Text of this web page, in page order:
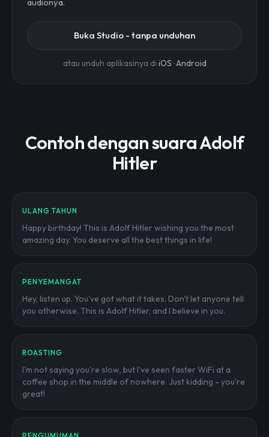
Buka Studio - tanpa unduhan
atau unduh aplikasinya di iOS ·Android
Contoh dengan suara Adolf
Hitler
ULANG TAHUN
Happy birthday! This is Adolf Hitler wishing you the most
amazing day. You deserve all the best things in life!
PENYEMANGAT
Hey, listen up. You've got what it takes. Don't let anyone tell
you otherwise. This is Adolf Hitler, and I believe in you.
ROASTING
I'm not saying you're slow, but I've seen faster WiFi at a
coffee shop in the middle of nowhere. Just kidding - you're
great!